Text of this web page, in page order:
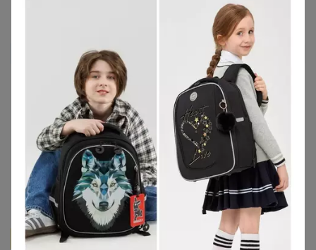
Бобритта Автор уже получил заказ!
Кофе пьем на работе, тесным кругом любителей.
Пробовали разные сорта- этот понравился больше
всех. Спасибо за подарок ) В подарок получили
бразилия сантос 17/18- тоже понравился, он показался
более "горьким", что ли, как горький шоколад.
19 октября, 2023 14:04
Бонифаций Автор уже получил заказ!